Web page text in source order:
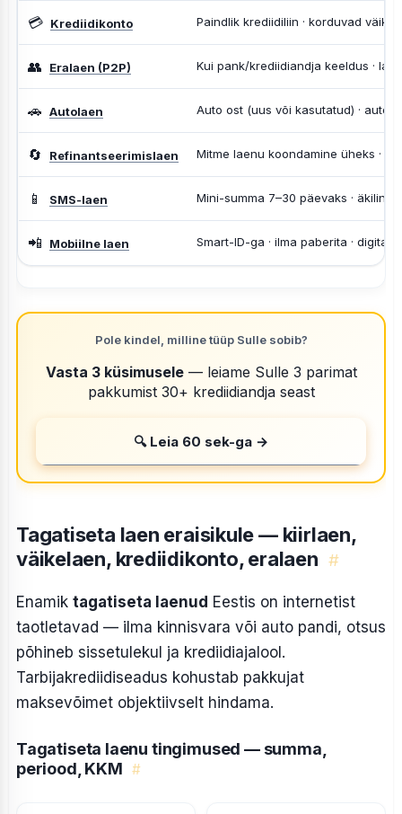
💳 Krediidikonto Paindlik krediidiliin · korduvad
👥 Eralaen (P2P) Kui pank/krediidiandja keeldus ·
🚗 Autolaen Auto ost (uus või kasutatud) · auto
🔄 Refinantseerimislaen Mitme laenu koondamine üheks ·
📱 SMS-laen Mini-summa 7–30 päevaks · äkiline
📲 Mobiilne laen Smart-ID-ga · ilma paberita ·
Pole kindel, milline tüüp Sulle sobib?
Vasta 3 küsimusele— leiame Sulle 3 parimat
pakkumist 30+ krediidiandja seast
🔍 Leia 60 sek-ga →
Tagatiseta laen eraisikule — kiirlaen,
väikelaen, krediidikonto, eralaen #
Enamik tagatiseta laenud Eestis on internetist
taotletavad — ilma kinnisvara või auto pandi, otsus
põhineb sissetulekul ja krediidiajalool.
Tarbijakrediidiseadus kohustab pakkujat
maksevõimet objektiivselt hindama.
Tagatiseta laenu tingimused — summa,
periood, KKM #